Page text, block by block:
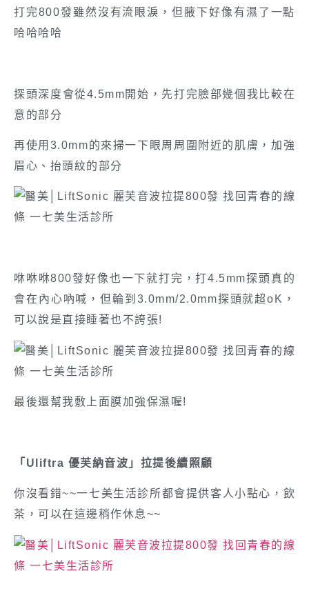
打完800發雖然沒有流眼淚，但腋下好像有濕了一點
哈哈哈哈
探頭深度會從4.5mm開始，先打完臉部幾個我比較在
意的部分
再使用3.0mm的來掃一下眼周周圍附近的肌膚，加強
眉心、抬頭紋的部分
咻咻咻800發好像也一下就打完，打4.5mm探頭真的
會在內心吶喊，但輪到3.0mm/2.0mm探頭就超oK，
可以說是直接睡著也不誇張!
最後還幫我敷上面膜加強保濕喔!
「Uliftra 優芙納音波」拉提後續照顧
你沒看錯~~一七美生活診所都會提供客人小點心，飲
茶，可以在這邊稍作休息~~